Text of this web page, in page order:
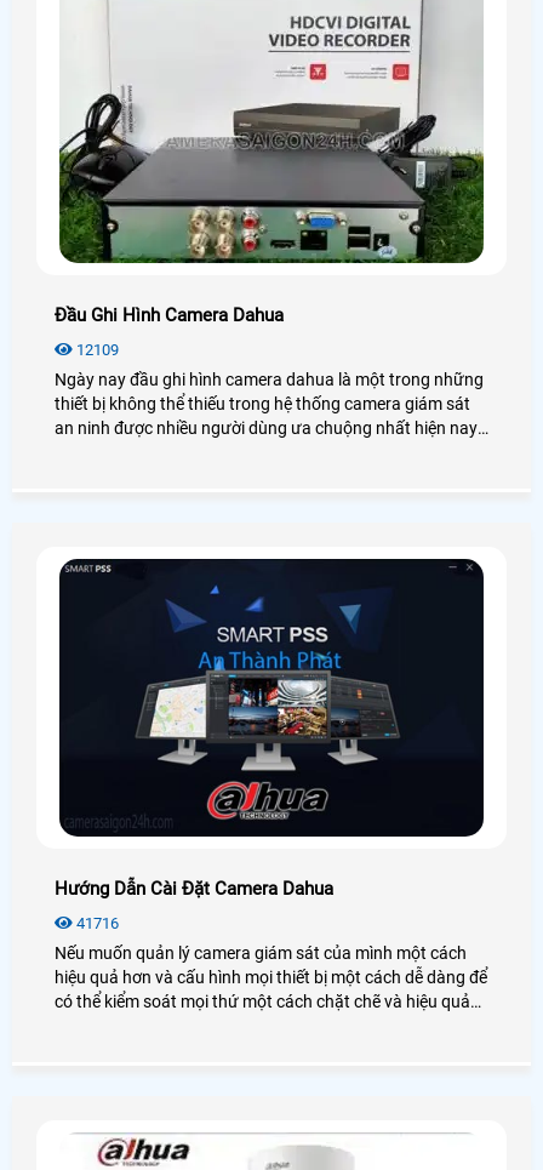
Đầu Ghi Hình Camera Dahua
12109
Ngày nay đầu ghi hình camera dahua là một trong những
thiết bị không thể thiếu trong hệ thống camera giám sát
an ninh được nhiều người dùng ưa chuộng nhất hiện nay.
Hướng Dẫn Cài Đặt Camera Dahua
41716
Nếu muốn quản lý camera giám sát của mình một cách
hiệu quả hơn và cấu hình mọi thiết bị một cách dễ dàng để
có thể kiểm soát mọi thứ một cách chặt chẽ và hiệu quả